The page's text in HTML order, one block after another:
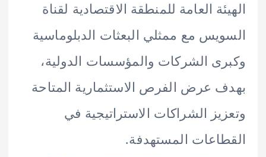
العامة للمنطقة الاقتصادية لقناة
مع ممثلي البعثات الدبلوماسية
الشركات والمؤسسات الدولية،
عرض الفرص الاستثمارية المتاحة
الشراكات الاستراتيجية في
المستهدفة.